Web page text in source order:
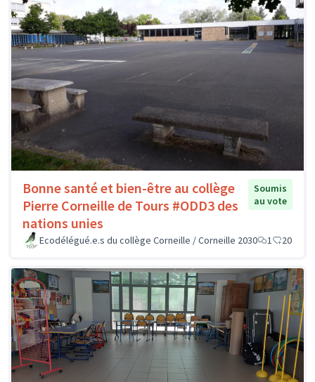
Bonne santé et bien-être au collège
Pierre Corneille de Tours #ODD3 des
nations unies
Soumis
au vote
Ecodélégué.e.s du collège Corneille / Corneille 2030 1 20